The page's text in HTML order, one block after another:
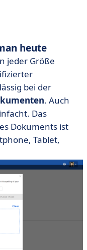
heute
jeder Größe
bei der
. Auch
Das
Dokuments ist
Tablet,